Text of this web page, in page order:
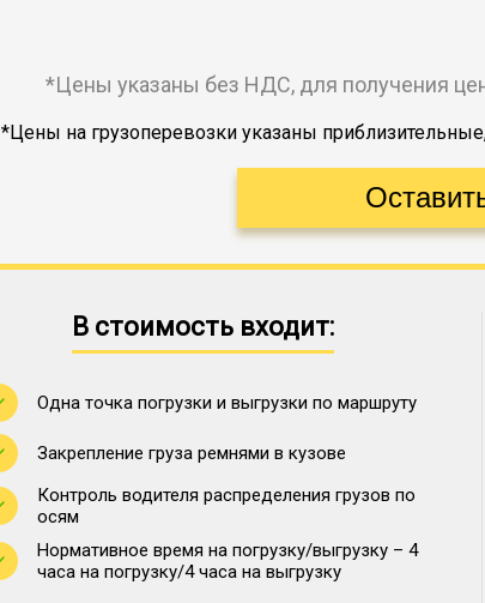
*Цены указаны без НДС, для получения
*Цены на грузоперевозки указаны
В стоимость входит:
Одна точка погрузки и выгрузки по маршруту
Закрепление груза ремнями в кузове
Контроль водителя распределения грузов по
осям
Нормативное время на погрузку/выгрузку – 4
часа на погрузку/4 часа на выгрузку